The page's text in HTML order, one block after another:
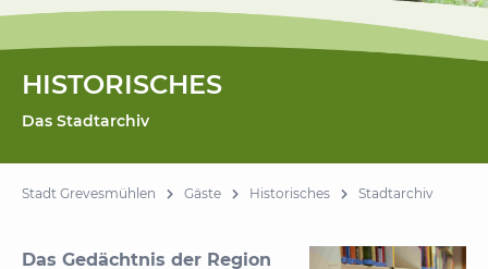
HISTORISCHES
Das Stadtarchiv
Stadt Grevesmühlen Gäste Historisches Stadtarchiv
Das Gedächtnis der Region